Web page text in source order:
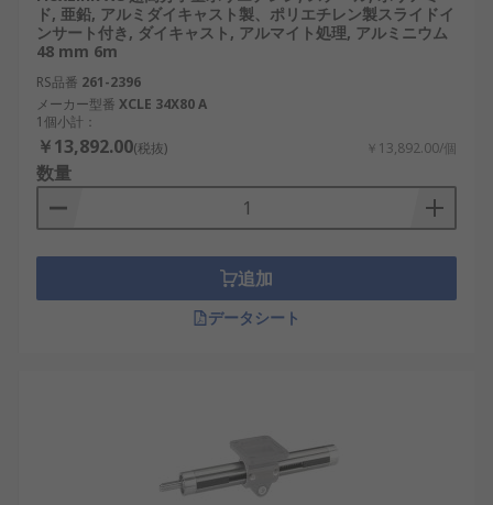
ド, 亜鉛, アルミダイキャスト製、ポリエチレン製スライドイ
ンサート付き, ダイキャスト, アルマイト処理, アルミニウム
48 mm 6m
RS品番 261-2396
メーカー型番 XCLE 34X80 A
1個小計：
￥13,892.00(税抜) ￥13,892.00/個
数量
追加
データシート